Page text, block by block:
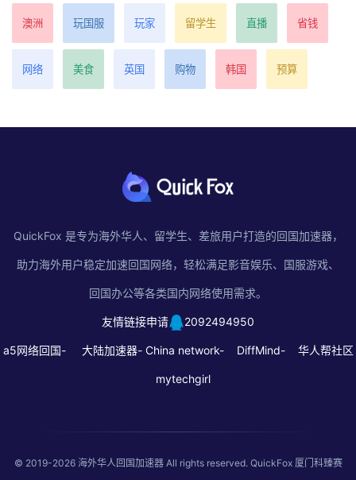
澳洲 玩国服 玩家 留学生 直播 省钱
网络 美食 英国 购物 韩国 预算
QuickFox 是专为海外华人、留学生、差旅用户打造的回国加速器，
助力海外用户稳定加速回国网络，轻松满足影音娱乐、国服游戏、
回国办公等各类国内网络使用需求。
友情链接申请 2092494950
a5网络回国- 大陆加速器- China network- DiffMind- 华人帮社区
mytechgirl
© 2019-2026 海外华人回国加速器All rights reserved. QuickFox 厦门科臻赛